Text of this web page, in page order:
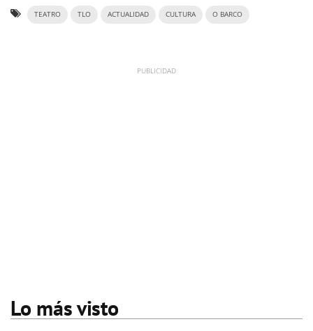
TEATRO TLO ACTUALIDAD CULTURA O BARCO
Lo más visto